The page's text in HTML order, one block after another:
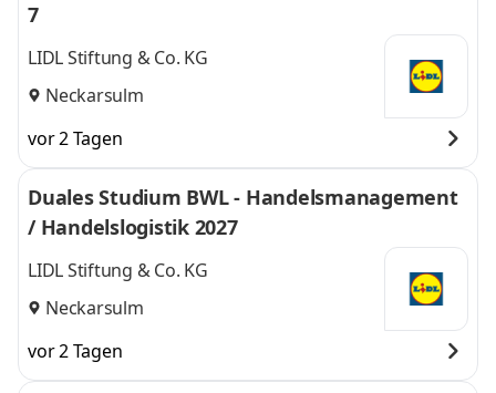
7
LIDL Stiftung & Co. KG
Neckarsulm
vor 2 Tagen
Duales Studium BWL - Handelsmanagement
/ Handelslogistik 2027
LIDL Stiftung & Co. KG
Neckarsulm
vor 2 Tagen